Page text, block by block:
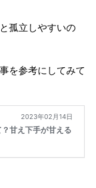
孤立しやすいの
を参考にしてみて